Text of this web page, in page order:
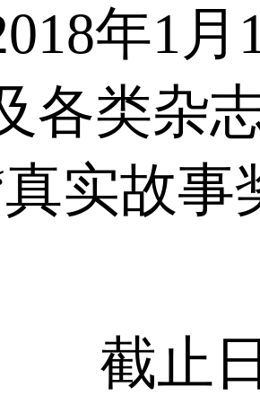
年1月1
各类杂
实故事
日期